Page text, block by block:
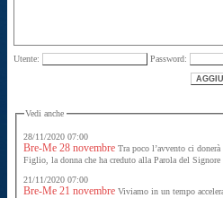
Utente: Password:
Vedi anche
28/11/2020 07:00
Bre-Me 28 novembre Tra poco l’avvento ci donerà
21/11/2020 07:00
Bre-Me 21 novembre Viviamo in un tempo